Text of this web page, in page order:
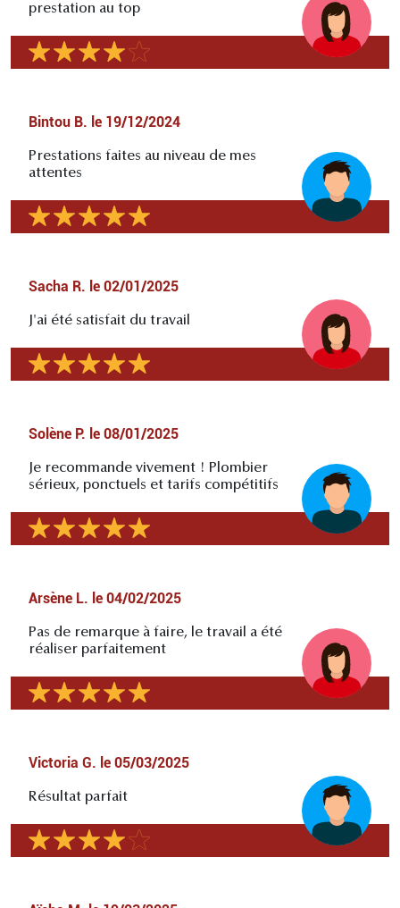
prestation au top
Bintou B. le 19/12/2024
Prestations faites au niveau de mes
attentes
Sacha R. le 02/01/2025
J'ai été satisfait du travail
Solène P. le 08/01/2025
Je recommande vivement ! Plombier
sérieux, ponctuels et tarifs compétitifs
Arsène L. le 04/02/2025
Pas de remarque à faire, le travail a été
réaliser parfaitement
Victoria G. le 05/03/2025
Résultat parfait